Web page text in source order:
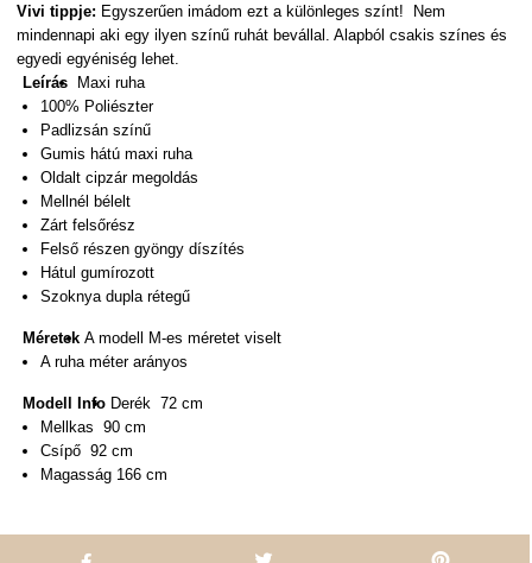
Vivi tippje: Egyszerűen imádom ezt a különleges színt! Nem
mindennapi aki egy ilyen színű ruhát bevállal
. A lapból csakis színes és
egyedi egyéniség lehet.
Leírás
Maxi ruha
100% Poliészter
Padlizsán színű
Gumis hátú maxi ruha
Oldalt cipzár megoldás
Mellnél bélelt
Zárt felsőrész
Felső részen gyöngy díszítés
Hátul gumírozott
Szoknya dupla rétegű
Méretek A modell M-es méretet viselt
A ruha méter arányos
Modell Info Derék 72 cm
Mellkas 90 cm
Csípő 92 cm
Magasság 166 cm